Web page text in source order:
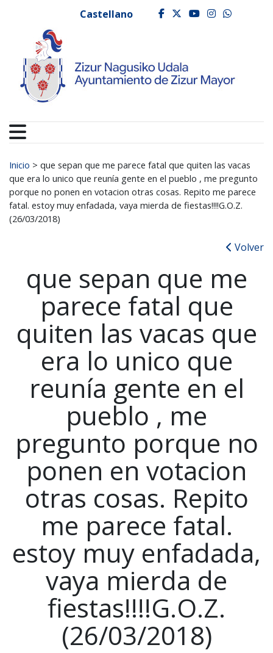
Ayuntamiento de
Castellano facebook
twitter
youtube
Buscar:
Inicio > que sepan que me parece fatal que quiten las vacas
que era lo unico que reunía gente en el pueblo , me pregunto
porque no ponen en votacion otras cosas. Repito me parece
fatal. estoy muy enfadada, vaya mierda de fiestas!!!!G.O.Z.
(26/03/2018)
Volver
que sepan que me
parece fatal que
quiten las vacas que
era lo unico que
reunía gente en el
pueblo , me
pregunto porque no
ponen en votacion
otras cosas. Repito
me parece fatal.
estoy muy enfadada,
vaya mierda de
fiestas!!!!G.O.Z.
(26/03/2018)